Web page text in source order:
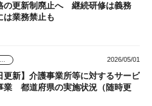
の更新制廃止へ 継続研修は義務
は業務禁止も
お役立ちコンテンツ 2026/05/01
更新】介護事業所等に対するサービ
業 都道府県の実施状況（随時更